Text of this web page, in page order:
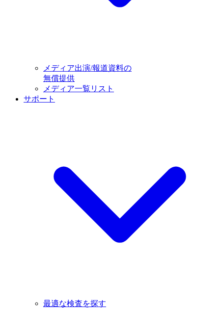
メディア出演/報道資料の
無償提供
メディア一覧リスト
サポート
最適な検査を探す